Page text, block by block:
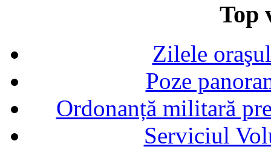
Top
Zilele
Poze
Ordonanță militară
Serviciul